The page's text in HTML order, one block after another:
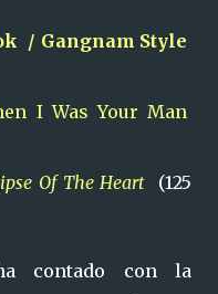
/ Gangnam Style
I Was Your Man
Of The Heart (125
contado con la